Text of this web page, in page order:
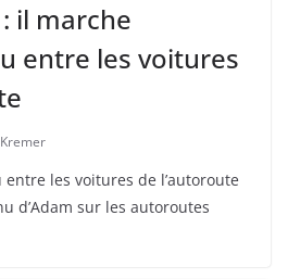
il marche
entre les voitures
les voitures de l’autoroute
d’Adam sur les autoroutes